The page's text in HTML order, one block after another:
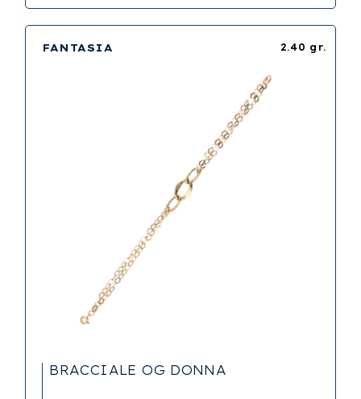
2.40 gr.
FANTASIA
BRACCIALE OG DONNA